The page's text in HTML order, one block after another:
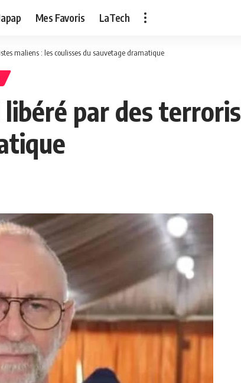
Mes Favoris LaTech
maliens : les coulisses du sauvetage dramatique
par des